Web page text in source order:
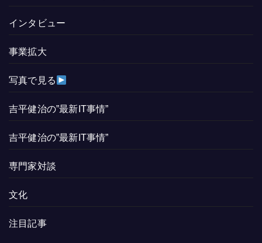
インタビュー
事業拡大
写真で見る
吉平健治の”最新IT事情”
吉平健治の”最新IT事情”
専門家対談
文化
注目記事